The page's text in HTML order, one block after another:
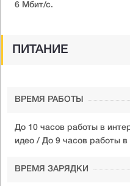
6 Мбит/с.
ПИТАНИЕ
ВРЕМЯ РАБОТЫ
До 10 часов работы в
идео / До 9 часов работы в
ВРЕМЯ ЗАРЯДКИ